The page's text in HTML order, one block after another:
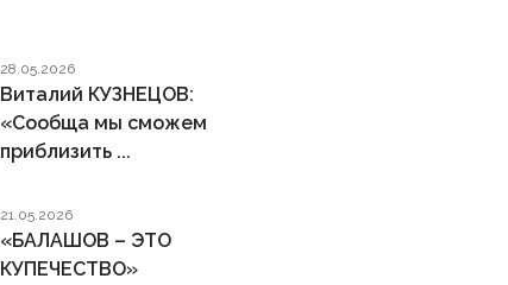
28.05.2026
Виталий КУЗНЕЦОВ:
«Сообща мы сможем
приблизить ...
21.05.2026
«БАЛАШОВ – ЭТО
КУПЕЧЕСТВО»